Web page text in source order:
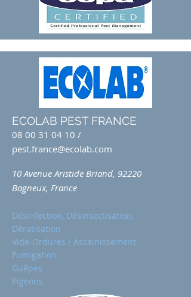
ECOLAB PEST FRANCE
08 00 31 04 10 /
pest.france@ecolab.com
10 Avenue Aristide Briand, 92220
Bagneux, France
Désinfection, Désinsectisation,
Dératisation
Vide-Ordures / Assainissement
Fumigation
Guêpes
Pigeons